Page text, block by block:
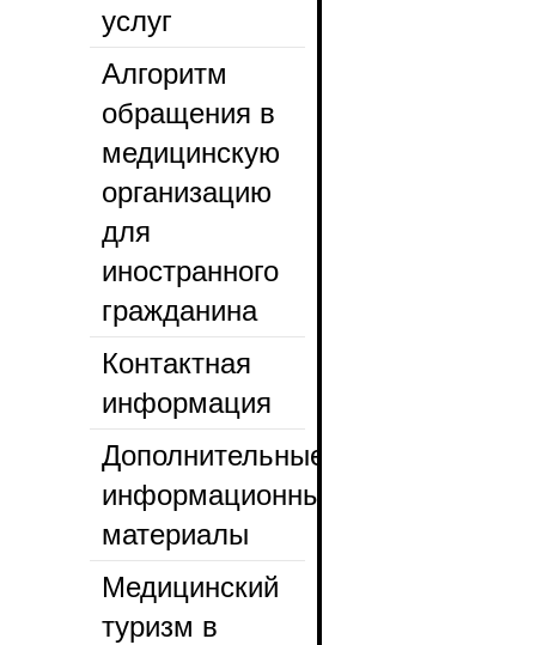
услуг
Алгоритм
обращения в
медицинскую
организацию
для
иностранного
гражданина
Контактная
информация
Дополнительные
информационные
материалы
Медицинский
туризм в